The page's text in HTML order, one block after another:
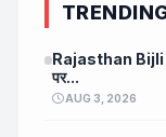
Rajasthan
पर...
AUG 3, 2026